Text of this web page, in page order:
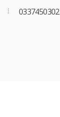
0337450302